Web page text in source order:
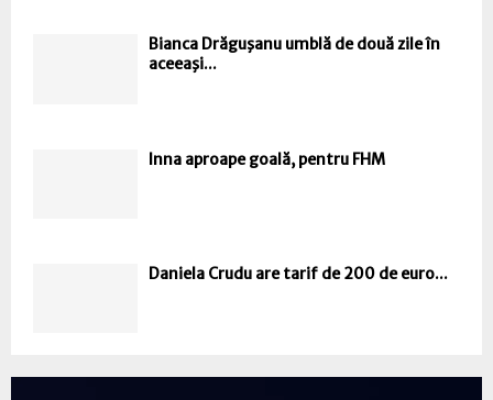
Bianca Drăguşanu umblă de două zile în
aceeaşi...
Inna aproape goală, pentru FHM
Daniela Crudu are tarif de 200 de euro...